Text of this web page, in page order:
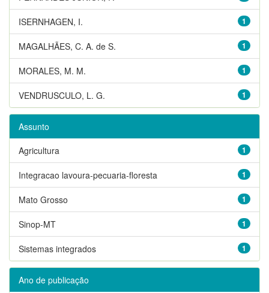
1
ISERNHAGEN, I.
1
MAGALHÃES, C. A. de S.
1
MORALES, M. M.
1
VENDRUSCULO, L. G.
Assunto
1
Agricultura
1
Integracao lavoura-pecuaria-floresta
1
Mato Grosso
1
Sinop-MT
1
Sistemas integrados
Ano de publicação